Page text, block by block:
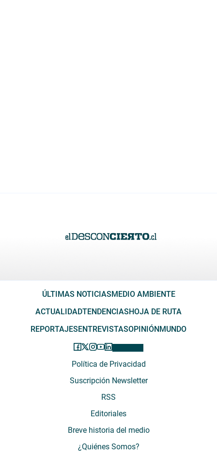
ÚLTIMAS NOTICIASMEDIO AMBIENTE
ACTUALIDADTENDENCIASHOJA DE RUTA
REPORTAJESENTREVISTASOPINIÓNMUNDO
Política de Privacidad
Suscripción Newsletter
RSS
Editoriales
Breve historia del medio
¿Quiénes Somos?